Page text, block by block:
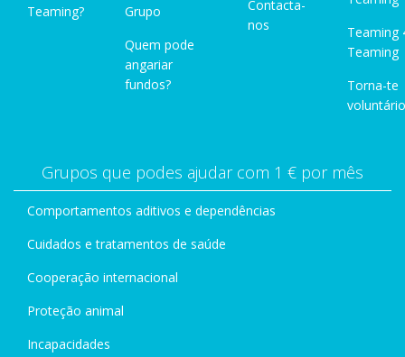
Teaming?
Grupo
Quem pode
angariar
fundos?
Contacta-
nos
Teaming
Teaming
Torna-te
Grupos que podes ajudar com 1 € por mês
Comportamentos aditivos e dependências
Cuidados e tratamentos de saúde
Cooperação internacional
Proteção animal
Incapacidades